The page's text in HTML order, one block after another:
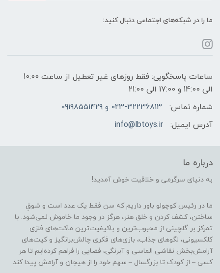
ما را در شبکه‌های اجتماعی دنبال کنید:
ساعات پاسخگویی: فقط روزهای غیر تعطیل از ساعت 10:00
الی 14:00 و 17:00 الی 21:00
شماره تماس:
023-32236813 و 09198551429
آدرس ایمیل:
info@lbtoys.ir
درباره ما
به دنیای سرگرمی و خلاقیت خوش آمدید!
ما در رئیس کوچولو باور داریم که سن فقط یک عدد است و شوقِ
ساختن، کشف کردن و خلق هنر، هرگز در وجود ما خاموش نمی‌شود. با
تمرکز بر گلچینی از محبوب‌ترین و باکیفیت‌ترین ماکت‌های فلزی
کلکسیونی، لگوهای جذاب، بازی‌های فکری چالش‌برانگیز و کیت‌های
آرامش‌بخش نقاشی الماسی و آبرنگی، فضایی را فراهم کرده‌ایم تا هر
کسی – از کودک تا بزرگسال – سهم خود را از هیجان و آرامش پیدا کند.